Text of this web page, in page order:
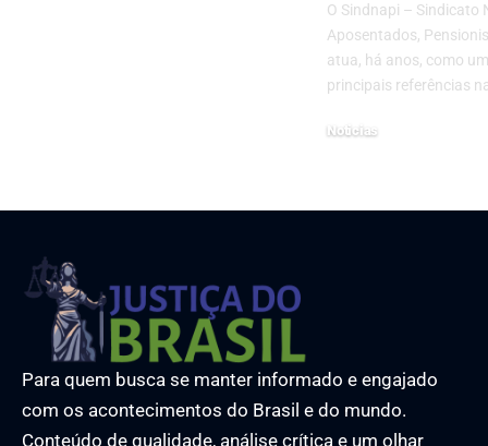
O Sindnapi – Sindicato
Aposentados,
atua, há anos, como
principais referências
Noticias
Para quem busca se manter informado e engajado
com os acontecimentos do Brasil e do mundo.
Conteúdo de qualidade, análise crítica e um olhar